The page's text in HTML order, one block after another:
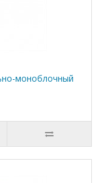
моноблочный